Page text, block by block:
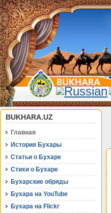
BUKHARA.UZ
Главная
История Бухары
Статьи о Бухаре
Стихи о Бухаре
Бухарские обряды
Бухара на YouTube
Бухара на Flickr